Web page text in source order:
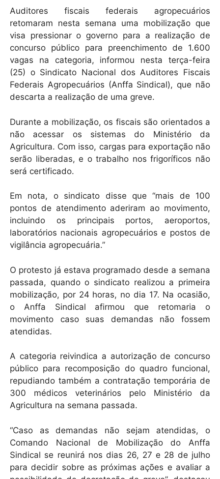
Auditores fiscais federais agropecuários
retomaram nesta semana uma mobilização que
visa pressionar o governo para a realização de
concurso público para preenchimento de 1.600
vagas na categoria, informou nesta terça-feira
(25) o Sindicato Nacional dos Auditores Fiscais
Federais Agropecuários (Anffa Sindical), que não
descarta a realização de uma greve.
Durante a mobilização, os fiscais são orientados a
não acessar os sistemas do Ministério da
Agricultura. Com isso, cargas para exportação não
serão liberadas, e o trabalho nos frigoríficos não
será certificado.
Em nota, o sindicato disse que “mais de 100
pontos de atendimento aderiram ao movimento,
incluindo os principais portos, aeroportos,
laboratórios nacionais agropecuários e postos de
vigilância agropecuária.”
O protesto já estava programado desde a semana
passada, quando o sindicato realizou a primeira
mobilização, por 24 horas, no dia 17. Na ocasião,
o Anffa Sindical afirmou que retomaria o
movimento caso suas demandas não fossem
atendidas.
A categoria reivindica a autorização de concurso
público para recomposição do quadro funcional,
repudiando também a contratação temporária de
300 médicos veterinários pelo Ministério da
Agricultura na semana passada.
“Caso as demandas não sejam atendidas, o
Comando Nacional de Mobilização do Anffa
Sindical se reunirá nos dias 26, 27 e 28 de julho
para decidir sobre as próximas ações e avaliar a